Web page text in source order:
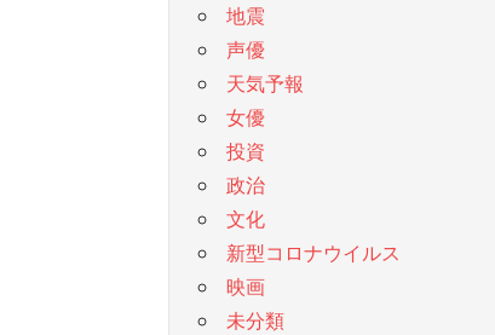
地震
声優
天気予報
女優
投資
政治
文化
新型コロナウイルス
映画
未分類